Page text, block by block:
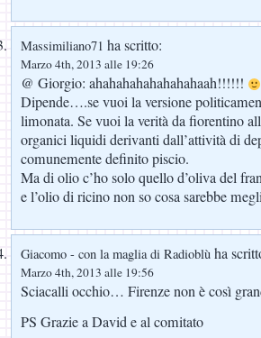
Massimiliano71 ha scritto:
Marzo 4th, 2013 alle 19:26
@ Giorgio: ahahahahahahahahaah!!!!!!
Dipende….se vuoi la versione
limonata. Se vuoi la verità da fiorentino
organici liquidi derivanti dall’attività di
comunemente definito piscio.
Ma di olio c’ho solo quello d’oliva del
e l’olio di ricino non so cosa sarebbe
Giacomo - con la maglia di Radioblù ha
Marzo 4th, 2013 alle 19:56
Sciacalli occhio… Firenze non è così
PS Grazie a David e al comitato